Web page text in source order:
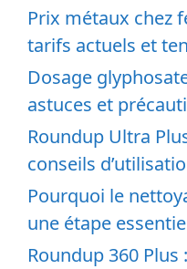
Prix métaux chez
tarifs actuels et
Dosage
astuces et
Roundup Ultra
conseils
Pourquoi le
une étape
Roundup 360